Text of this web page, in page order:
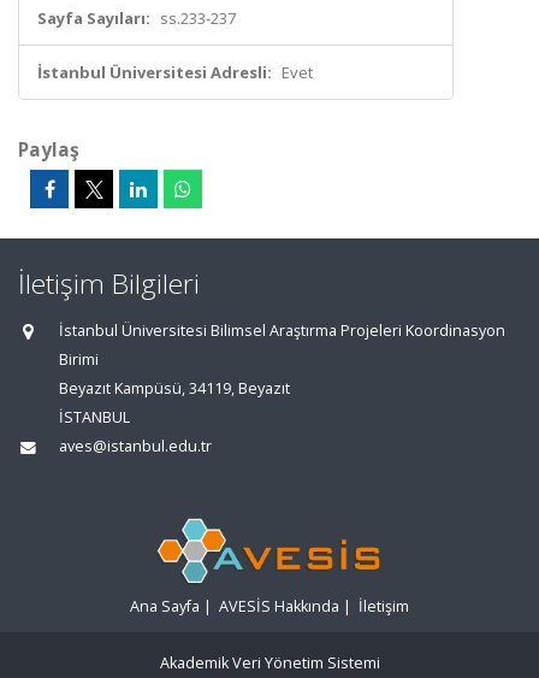
Sayfa Sayıları: ss.233-237
İstanbul Üniversitesi Adresli: Evet
Paylaş
İletişim Bilgileri
İstanbul Üniversitesi Bilimsel Araştırma Projeleri Koordinasyon
Birimi
Beyazıt Kampüsü, 34119, Beyazıt
İSTANBUL
aves@istanbul.edu.tr
Ana Sayfa | AVESİS Hakkında | İletişim
Akademik Veri Yönetim Sistemi